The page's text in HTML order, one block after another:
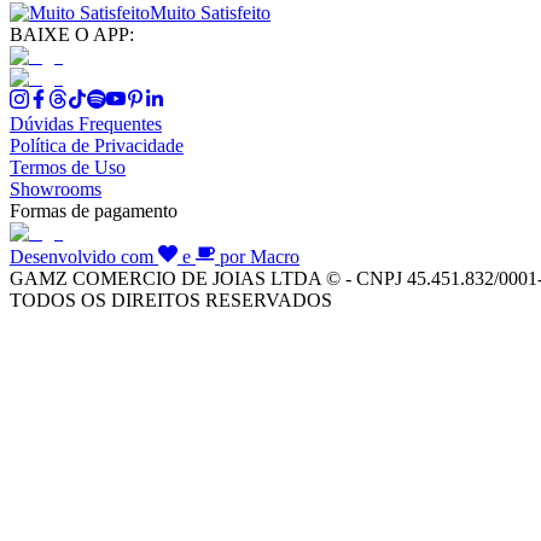
Muito Satisfeito
BAIXE O APP:
Dúvidas Frequentes
Política de Privacidade
Termos de Uso
Showrooms
Formas de pagamento
Desenvolvido com e
por Macro
GAMZ COMERCIO DE JOIAS LTDA © - CNPJ 45.451.832/
TODOS OS DIREITOS RESERVADOS